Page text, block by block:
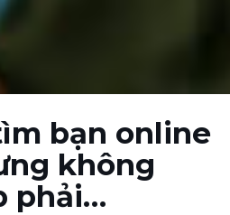
bạn online
không
phải…